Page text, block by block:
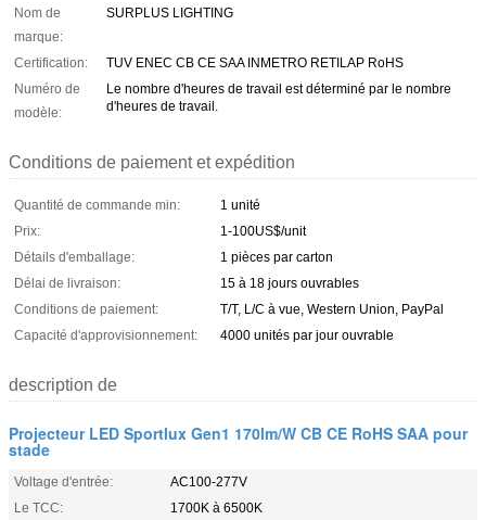
Nom de
marque:
SURPLUS LIGHTING
Certification:
TUV ENEC CB CE SAA INMETRO RETILAP RoHS
Numéro de
modèle:
Le nombre d'heures de travail est déterminé par le nombre
d'heures de travail.
Conditions de paiement et expédition
Quantité de commande min:
1 unité
Prix:
1-100US$/unit
Détails d'emballage:
1 pièces par carton
Délai de livraison:
15 à 18 jours ouvrables
Conditions de paiement:
T/T, L/C à vue, Western Union, PayPal
Capacité d'approvisionnement:
4000 unités par jour ouvrable
description de
Projecteur LED Sportlux Gen1 170lm/W CB CE RoHS SAA pour
stade
Voltage d'entrée:
AC100-277V
Le TCC:
1700K à 6500K